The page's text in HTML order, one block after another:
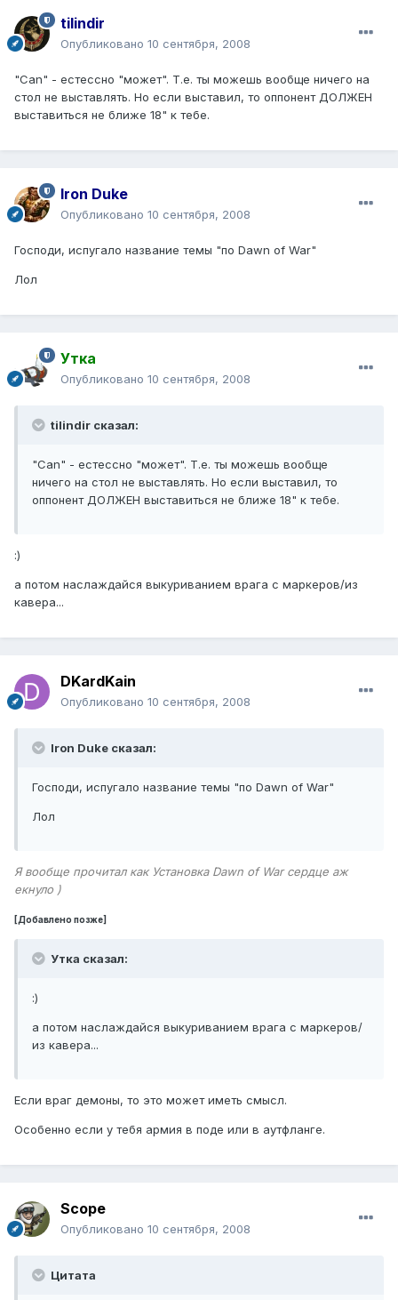
tilindir
Опубликовано 10 сентября, 2008
"Can" - естессно "может". Т.е. ты можешь вообще ничего на
стол не выставлять. Но если выставил, то оппонент ДОЛЖЕН
выставиться не ближе 18" к тебе.
Iron Duke
Опубликовано 10 сентября, 2008
Господи, испугало название темы "по Dawn of War"
Лол
Утка
Опубликовано 10 сентября, 2008
tilindir сказал:
"Can" - естессно "может". Т.е. ты можешь вообще
ничего на стол не выставлять. Но если выставил, то
оппонент ДОЛЖЕН выставиться не ближе 18" к тебе.
:)
а потом наслаждайся выкуриванием врага с маркеров/из
кавера...
DKardKain
Опубликовано 10 сентября, 2008
Iron Duke сказал:
Господи, испугало название темы "по Dawn of War"
Лол
Я вообще прочитал как Установка Dawn of War сердце аж
екнуло )
[Добавлено позже]
Утка сказал:
:)
а потом наслаждайся выкуриванием врага с маркеров/
из кавера...
Если враг демоны, то это может иметь смысл.
Особенно если у тебя армия в поде или в аутфланге.
Scope
Опубликовано 10 сентября, 2008
Цитата